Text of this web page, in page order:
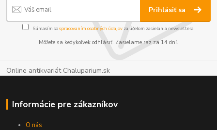
Prihlásiť sa
Súhlasím sospracovaním osobných údajov za účelom zasielania newslettera.
Môžete sa kedykoľvek odhlásiť. Zasielame raz za 14 dní.
Online antikvariát Chaluparium.sk
Informácie pre zákazníkov
O nás